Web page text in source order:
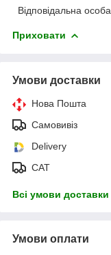
Відповідальна особа
Приховати
Умови доставки
Нова Пошта
Самовивіз
Delivery
САТ
Всі умови доставки
Умови оплати